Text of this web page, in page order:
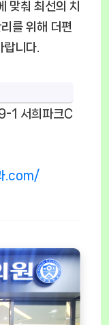
맞춰 최선의 치
를 위해 더편
니다.
1 서희파크C
.com/